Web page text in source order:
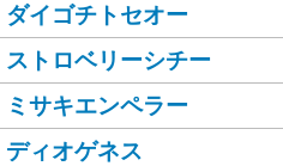
ダイゴチトセオー
ストロベリーシチー
ミサキエンペラー
ディオゲネス